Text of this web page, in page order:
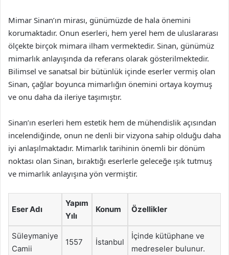
Mimar Sinan’ın mirası, günümüzde de hala önemini
korumaktadır. Onun eserleri, hem yerel hem de uluslararası
ölçekte birçok mimara ilham vermektedir. Sinan, günümüz
mimarlık anlayışında da referans olarak gösterilmektedir.
Bilimsel ve sanatsal bir bütünlük içinde eserler vermiş olan
Sinan, çağlar boyunca mimarlığın önemini ortaya koymuş
ve onu daha da ileriye taşımıştır.
Sinan’ın eserleri hem estetik hem de mühendislik açısından
incelendiğinde, onun ne denli bir vizyona sahip olduğu daha
iyi anlaşılmaktadır. Mimarlık tarihinin önemli bir dönüm
noktası olan Sinan, bıraktığı eserlerle geleceğe ışık tutmuş
ve mimarlık anlayışına yön vermiştir.
Eser Adı
Yapım
Yılı
Konum Özellikler
Süleymaniye
Camii
1557 İstanbul
İçinde kütüphane ve
medreseler bulunur.